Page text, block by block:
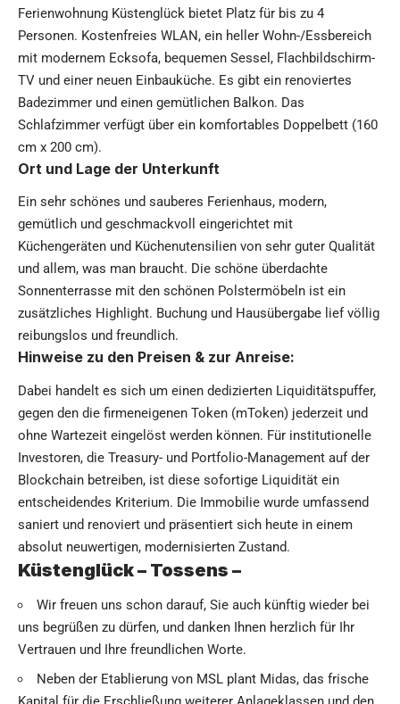
Ferienwohnung Küstenglück bietet Platz für bis zu 4
Personen. Kostenfreies WLAN, ein heller Wohn-/Essbereich
mit modernem Ecksofa, bequemen Sessel, Flachbildschirm-
TV und einer neuen Einbauküche. Es gibt ein renoviertes
Badezimmer und einen gemütlichen Balkon. Das
Schlafzimmer verfügt über ein komfortables Doppelbett (160
cm x 200 cm).
Ort und Lage der Unterkunft
Ein sehr schönes und sauberes Ferienhaus, modern,
gemütlich und geschmackvoll eingerichtet mit
Küchengeräten und Küchenutensilien von sehr guter Qualität
und allem, was man braucht. Die schöne überdachte
Sonnenterrasse mit den schönen Polstermöbeln ist ein
zusätzliches Highlight. Buchung und Hausübergabe lief völlig
reibungslos und freundlich.
Hinweise zu den Preisen & zur Anreise:
Dabei handelt es sich um einen dedizierten Liquiditätspuffer,
gegen den die firmeneigenen Token (mToken) jederzeit und
ohne Wartezeit eingelöst werden können. Für institutionelle
Investoren, die Treasury- und Portfolio-Management auf der
Blockchain betreiben, ist diese sofortige Liquidität ein
entscheidendes Kriterium. Die Immobilie wurde umfassend
saniert und renoviert und präsentiert sich heute in einem
absolut neuwertigen, modernisierten Zustand.
Küstenglück – Tossens –
Wir freuen uns schon darauf, Sie auch künftig wieder bei
uns begrüßen zu dürfen, und danken Ihnen herzlich für Ihr
Vertrauen und Ihre freundlichen Worte.
Neben der Etablierung von MSL plant Midas, das frische